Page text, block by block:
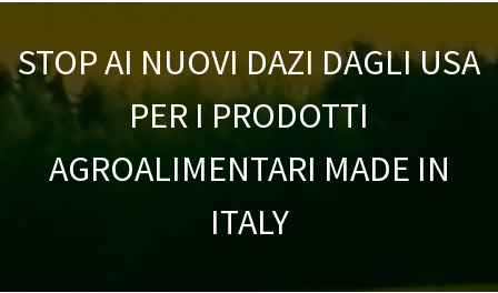
STOP AI NUOVI DAZI DAGLI USA
PER I PRODOTTI
AGROALIMENTARI MADE IN
ITALY